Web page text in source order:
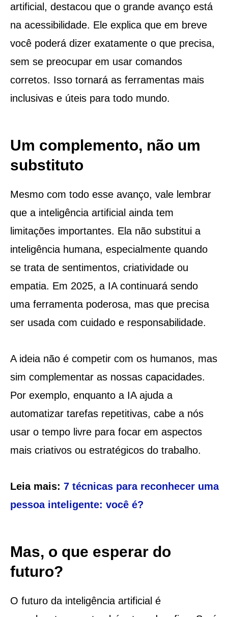
artificial, destacou que o grande avanço está
na acessibilidade. Ele explica que em breve
você poderá dizer exatamente o que precisa,
sem se preocupar em usar comandos
corretos. Isso tornará as ferramentas mais
inclusivas e úteis para todo mundo.
Um complemento, não um
substituto
Mesmo com todo esse avanço, vale lembrar
que a inteligência artificial ainda tem
limitações importantes. Ela não substitui a
inteligência humana, especialmente quando
se trata de sentimentos, criatividade ou
empatia. Em 2025, a IA continuará sendo
uma ferramenta poderosa, mas que precisa
ser usada com cuidado e responsabilidade.
A ideia não é competir com os humanos, mas
sim complementar as nossas capacidades.
Por exemplo, enquanto a IA ajuda a
automatizar tarefas repetitivas, cabe a nós
usar o tempo livre para focar em aspectos
mais criativos ou estratégicos do trabalho.
Leia mais: 7 técnicas para reconhecer uma
pessoa inteligente: você é?
Mas, o que esperar do
futuro?
O futuro da inteligência artificial é